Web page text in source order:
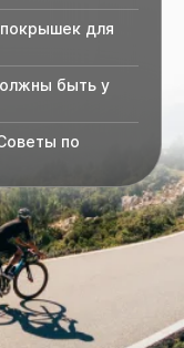
для
быть у
по